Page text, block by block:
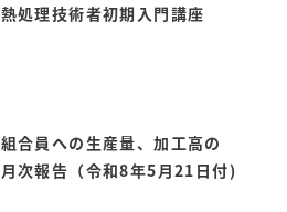
熱処理技術者初期入門講座
組合員への生産量、加工高の
月次報告（令和8年5月21日付)